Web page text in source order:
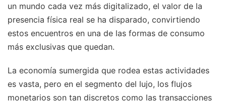
un mundo cada vez más digitalizado, el valor de la
presencia física real se ha disparado, convirtiendo
estos encuentros en una de las formas de consumo
más exclusivas que quedan.
La economía sumergida que rodea estas actividades
es vasta, pero en el segmento del lujo, los flujos
monetarios son tan discretos como las transacciones